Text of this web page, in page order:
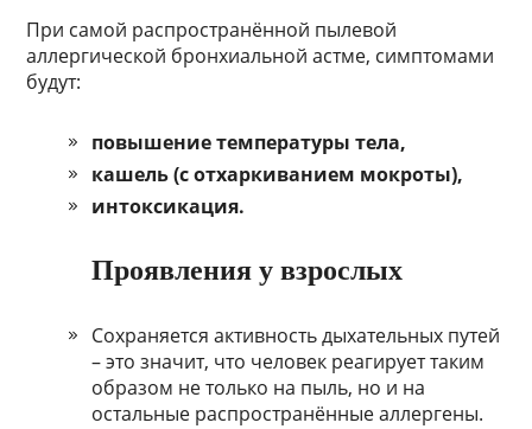
При самой распространённой пылевой
аллергической бронхиальной астме, симптомами
будут:
повышение температуры тела,
кашель (с отхаркиванием мокроты),
интоксикация.
Проявления у взрослых
Сохраняется активность дыхательных путей
– это значит, что человек реагирует таким
образом не только на пыль, но и на
остальные распространённые аллергены.